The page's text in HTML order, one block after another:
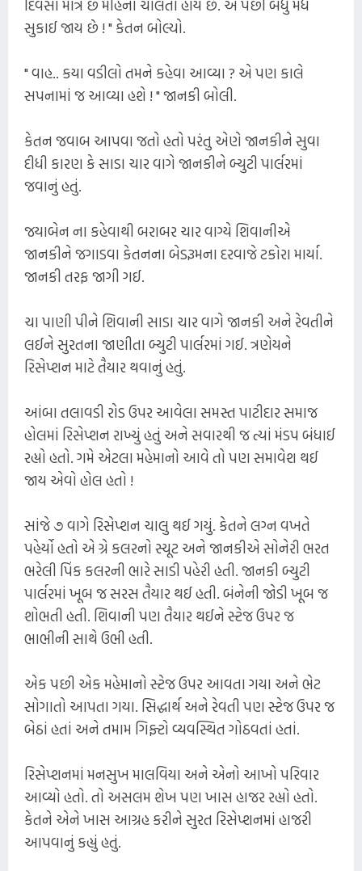
દિવસો માત્ર છ મહિના ચાલતા હોય છે. એ પછી બધું મધ
સુકાઈ જાય છે ! " કેતન બોલ્યો.
" વાહ.. કયા વડીલો તમને કહેવા આવ્યા ? એ પણ કાલે
સપનામાં જ આવ્યા હશે ! " જાનકી બોલી.
કેતન જવાબ આપવા જતો હતો પરંતુ એણે જાનકીને સુવા
દીધી કારણ કે સાડા ચાર વાગે જાનકીને બ્યુટી પાર્લરમાં
જવાનું હતું.
જયાબેન ના કહેવાથી બરાબર ચાર વાગ્યે શિવાનીએ
જાનકીને જગાડવા કેતનના બેડરૂમના દરવાજે ટકોરા માર્યા.
જાનકી તરફ જાગી ગઈ.
ચા પાણી પીને શિવાની સાડા ચાર વાગે જાનકી અને રેવતીને
લઈને સુરતના જાણીતા બ્યુટી પાર્લરમાં ગઈ. ત્રણેયને
રિસેપ્શન માટે તૈયાર થવાનું હતું.
આંબા તલાવડી રોડ ઉપર આવેલા સમસ્ત પાટીદાર સમાજ
હોલમાં રિસેપ્શન રાખ્યું હતું અને સવારથી જ ત્યાં મંડપ બંધાઈ
રહ્યો હતો. ગમે એટલા મહેમાનો આવે તો પણ સમાવેશ થઈ
જાય એવો હોલ હતો !
સાંજે ૭ વાગે રિસેપ્શન ચાલુ થઈ ગયું. કેતને લગ્ન વખતે
પહેર્યો હતો એ ગ્રે કલરનો સ્યૂટ અને જાનકીએ સોનેરી ભરત
ભરેલી પિંક કલરની ભારે સાડી પહેરી હતી. જાનકી બ્યુટી
પાર્લરમાં ખૂબ જ સરસ તૈયાર થઈ હતી. બંનેની જોડી ખૂબ જ
શોભતી હતી. શિવાની પણ તૈયાર થઈને સ્ટેજ ઉપર જ
ભાભીની સાથે ઉભી હતી.
એક પછી એક મહેમાનો સ્ટેજ ઉપર આવતા ગયા અને ભેટ
સોગાતો આપતા ગયા. સિદ્ધાર્થ અને રેવતી પણ સ્ટેજ ઉપર જ
બેઠાં હતાં અને તમામ ગિફ્ટો વ્યવસ્થિત ગોઠવતાં હતાં.
રિસેપ્શનમાં મનસુખ માલવિયા અને એનો આખો પરિવાર
આવ્યો હતો. તો અસલમ શેખ પણ ખાસ હાજર રહ્યો હતો.
કેતને એને ખાસ આગ્રહ કરીને સુરત રિસેપ્શનમાં હાજરી
આપવાનું કહ્યું હતું.